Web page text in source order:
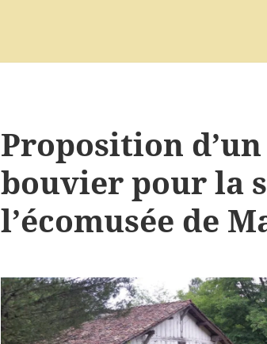
Proposition
bouvier pour la
l’écomusée de